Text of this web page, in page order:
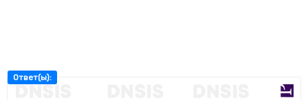
Ответ(ы):